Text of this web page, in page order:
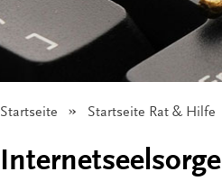
Startseite Startseite Rat & Hilfe
Internetseelsorge